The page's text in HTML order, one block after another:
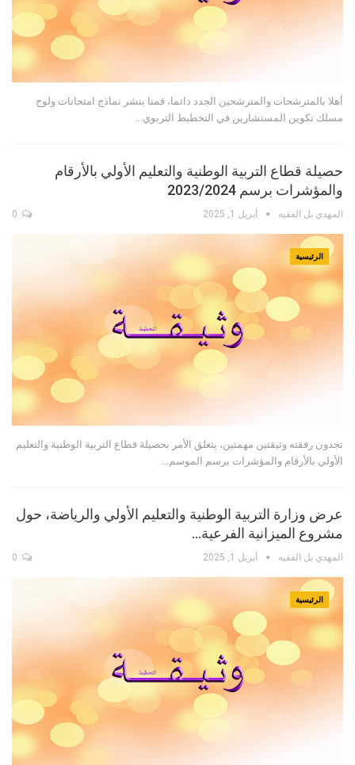
أهلا بالمترشحات والمترشحين الجدد دائما، قمنا بنشر نماذج امتحانات ولوج
مسلك تكوين المستشارين في التخطيط التربوي…
حصيلة قطاع التربية الوطنية والتعليم الأولي بالأرقام
والمؤشرات برسم 2023/2024
المهدي بل الفقيه أبريل 1, 2025
الرئيسية
تجدون رفقته وثيقتين مهمتين، يتعلق الأمر بحصيلة قطاع التربية الوطنية والتعليم
الأولي بالأرقام والمؤشرات برسم الموسم…
عرض وزارة التربية الوطنية والتعليم الأولي والرياضة، حول
مشروع الميزانية الفرعية…
المهدي بل الفقيه أبريل 1, 2025
الرئيسية